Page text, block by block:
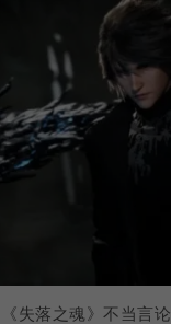
《失落之魂》不当言论